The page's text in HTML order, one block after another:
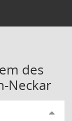
des
Neckar